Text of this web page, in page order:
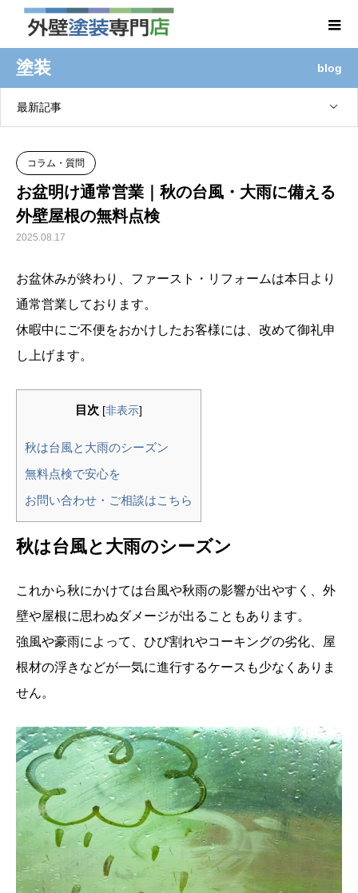
塗装 blog
最新記事
コラム・質問
お盆明け通常営業｜秋の台風・大雨に備える
外壁屋根の無料点検
2025.08.17
お盆休みが終わり、ファースト・リフォームは本日より
通常営業しております。
休暇中にご不便をおかけしたお客様には、改めて御礼申
し上げます。
目次 [非表示]
秋は台風と大雨のシーズン
無料点検で安心を
お問い合わせ・ご相談はこちら
秋は台風と大雨のシーズン
これから秋にかけては台風や秋雨の影響が出やすく、外
壁や屋根に思わぬダメージが出ることもあります。
強風や豪雨によって、ひび割れやコーキングの劣化、屋
根材の浮きなどが一気に進行するケースも少なくありま
せん。